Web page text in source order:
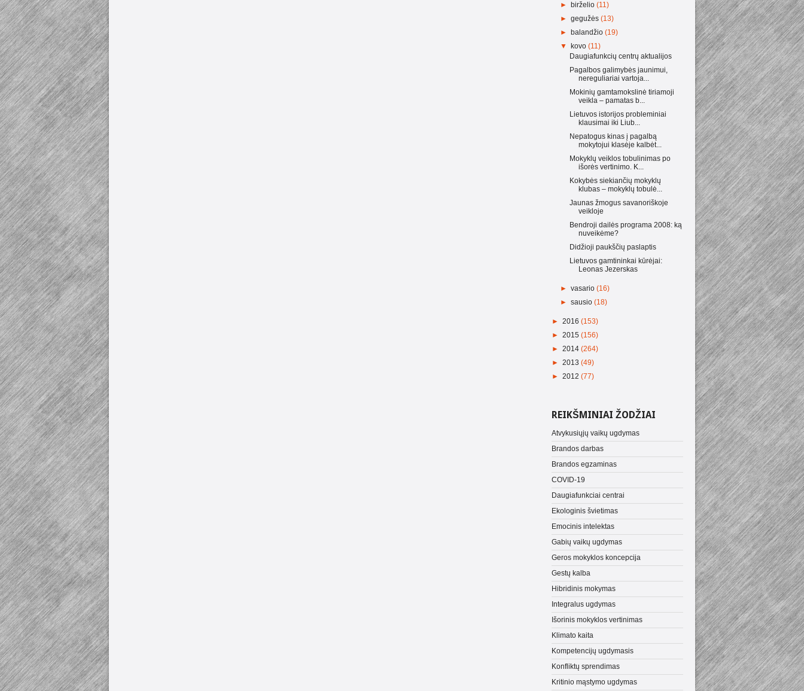
► birželio(11)
►gegužės(13)
► balandžio(19)
▼
kovo(11)
Daugiafunkcių centrų aktualijos
Pagalbos galimybės jaunimui,
nereguliariai vartoja...
Mokinių gamtamokslinė tiriamoji
veikla – pamatas b...
Lietuvos istorijos probleminiai
klausimai iki Liub...
Nepatogus kinas į pagalbą
mokytojui klasėje kalbėt...
Mokyklų veiklos tobulinimas po
išorės vertinimo. K...
Kokybės siekiančių mokyklų
klubas – mokyklų tobulė...
Jaunas žmogus savanoriškoje
veikloje
Bendroji dailės programa 2008: ką
nuveikėme?
Didžioji paukščių paslaptis
Lietuvos gamtininkai kūrėjai:
Leonas Jezerskas
►vasario(16)
►sausio(18)
► 2016 (153)
► 2015 (156)
► 2014 (264)
► 2013 (49)
► 2012 (77)
REIKŠMINIAI ŽODŽIAI
Atvykusiųjų vaikų ugdymas
Brandos darbas
Brandos egzaminas
COVID-19
Daugiafunkciai centrai
Ekologinis švietimas
Emocinis intelektas
Gabių vaikų ugdymas
Geros mokyklos koncepcija
Gestų kalba
Hibridinis mokymas
Integralus ugdymas
Išorinis mokyklos vertinimas
Klimato kaita
Kompetencijų ugdymasis
Konfliktų sprendimas
Kritinio mąstymo ugdymas